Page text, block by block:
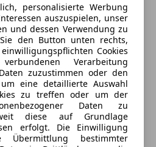
Elektro
personalisierte Werbung
auszuspielen, unser
und dessen Verwendung zu
den Button unten rechts,
Cookies
Verarbeitung
zuzustimmen oder den
eine detaillierte Auswahl
zu treffen oder um der
Daten zu
diese auf Grundlage
erfolgt. Die Einwilligung
bestimmter